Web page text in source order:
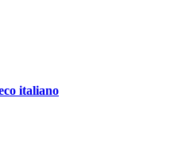
italiano